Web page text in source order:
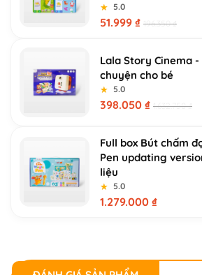
★
★ 5.0
51.999 ₫ 196.350₫
Lala Story Cinema
chuyện cho bé
★
★ 5.0
398.050 ₫ 1.632.750₫
Full box Bút chấm
Pen updating
liệu
★
★ 5.0
1.279.000 ₫